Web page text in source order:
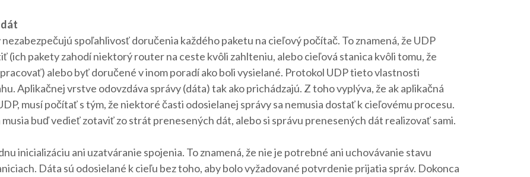
spoľahlivosť doručenia každého paketu na cieľový počítač. To znamená, že UDP
(ich pakety zahodí niektorý router na ceste kvôli zahlteniu, alebo cieľová stanica kvôli tomu, že
alebo byť doručené v inom poradí ako boli vysielané. Protokol UDP tieto vlastnosti
Aplikačnej vrstve odovzdáva správy (dáta) tak ako prichádzajú. Z toho vyplýva, že ak aplikačná
musí počítať s tým, že niektoré časti odosielanej správy sa nemusia dostať k cieľovému procesu.
buď vedieť zotaviť zo strát prenesených dát, alebo si správu prenesených dát realizovať sami.
inicializáciu ani uzatváranie spojenia. To znamená, že nie je potrebné ani uchovávanie stavu
Dáta sú odosielané k cieľu bez toho, aby bolo vyžadované potvrdenie prijatia správ. Dokonca